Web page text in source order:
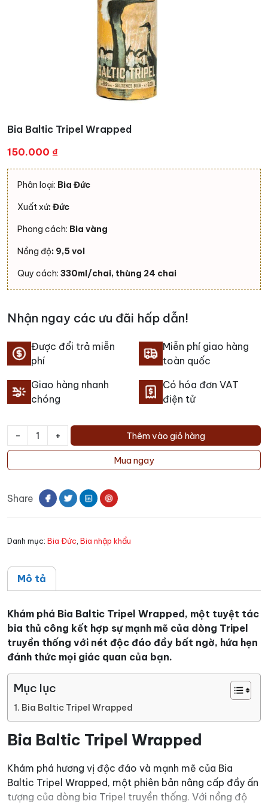
Bia Baltic Tripel Wrapped
150.000 ₫
Phân loại: Bia Đức
Xuất xứ: Đức
Phong cách: Bia vàng
Nồng độ: 9,5 vol
Quy cách: 330ml/chai, thùng 24 chai
Nhận ngay các ưu đãi hấp dẫn!
Được đổi trả miễn
phí
Miễn phí giao hàng
toàn quốc
Giao hàng nhanh
chóng
Có hóa đơn VAT
điện tử
-
Bia
Tripel
số
+ Thêm vào giỏ hàng
Mua ngay
Share
Danh mục: Bia Đức, Bia nhập khẩu
Mô tả
Khám phá Bia Baltic Tripel Wrapped, một tuyệt tác
bia thủ công kết hợp sự mạnh mẽ của dòng Tripel
truyền thống với nét độc đáo đầy bất ngờ, hứa hẹn
đánh thức mọi giác quan của bạn.
Mục lục
Bia Baltic Tripel Wrapped
Bia Baltic Tripel Wrapped
Khám phá hương vị độc đáo và mạnh mẽ của Bia
Baltic Tripel Wrapped, một phiên bản nâng cấp đầy ấn
tượng của dòng bia Tripel truyền thống. Với nồng độ